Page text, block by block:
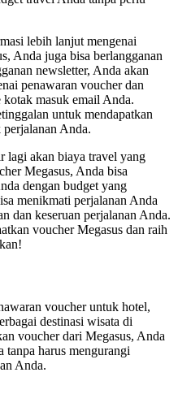
lebih lanjut mengenai
Anda juga bisa berlangganan
newsletter, Anda akan
penawaran voucher dan
masuk email Anda.
untuk mendapatkan
Anda.
lagi akan biaya travel yang
Megasus, Anda bisa
dengan budget yang
menikmati perjalanan Anda
dan keseruan perjalanan Anda.
voucher Megasus dan raih
voucher untuk hotel,
destinasi wisata di
voucher dari Megasus, Anda
tanpa harus mengurangi
Anda.